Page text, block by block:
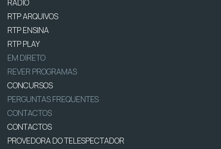
RÁDIO
RTP ARQUIVOS
RTP ENSINA
RTP PLAY
EM DIRETO
REVER PROGRAMAS
CONCURSOS
PERGUNTAS FREQUENTES
CONTACTOS
CONTACTOS
PROVEDORA DO TELESPECTADOR